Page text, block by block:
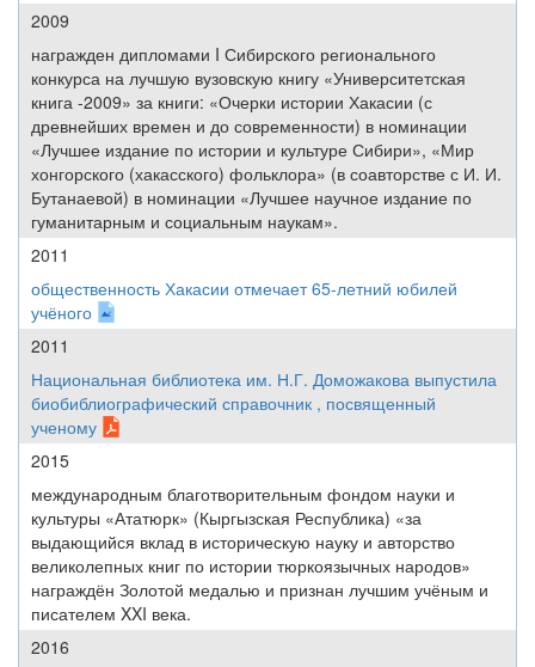
2009
награжден дипломами I Сибирского регионального
конкурса на лучшую вузовскую книгу «Университетская
книга -2009» за книги: «Очерки истории Хакасии (с
древнейших времен и до современности) в номинации
«Лучшее издание по истории и культуре Сибири», «Мир
хонгорского (хакасского) фольклора» (в соавторстве с И. И.
Бутанаевой) в номинации «Лучшее научное издание по
гуманитарным и социальным наукам».
2011
общественность Хакасии отмечает 65-летний юбилей
учёного
2011
Национальная библиотека им. Н.Г. Доможакова выпустила
биобиблиографический справочник , посвященный
ученому
2015
международным благотворительным фондом науки и
культуры «Ататюрк» (Кыргызская Республика) «за
выдающийся вклад в историческую науку и авторство
великолепных книг по истории тюркоязычных народов»
награждён Золотой медалью и признан лучшим учёным и
писателем XXI века.
2016